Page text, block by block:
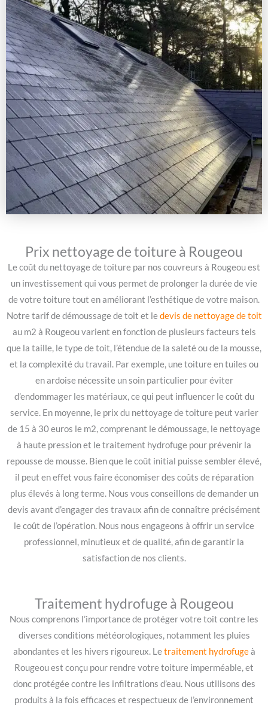
Prix nettoyage de toiture à Rougeou
Le coût du nettoyage de toiture par nos couvreurs à Rougeou est
un investissement qui vous permet de prolonger la durée de vie
de votre toiture tout en améliorant l’esthétique de votre maison.
Notre tarif de démoussage de toit et ledevis de nettoyage de toit
au m2 à Rougeou varient en fonction de plusieurs facteurs tels
que la taille, le type de toit, l’étendue de la saleté ou de la mousse,
et la complexité du travail. Par exemple, une toiture en tuiles ou
en ardoise nécessite un soin particulier pour éviter
d’endommager les matériaux, ce qui peut influencer le coût du
service. En moyenne, le prix du nettoyage de toiture peut varier
de 15 à 30 euros le m2, comprenant le démoussage, le nettoyage
à haute pression et le traitement hydrofuge pour prévenir la
repousse de mousse. Bien que le coût initial puisse sembler élevé,
il peut en effet vous faire économiser des coûts de réparation
plus élevés à long terme. Nous vous conseillons de demander un
devis avant d’engager des travaux afin de connaître précisément
le coût de l’opération. Nous nous engageons à offrir un service
professionnel, minutieux et de qualité, afin de garantir la
satisfaction de nos clients.
Traitement hydrofuge à Rougeou
Nous comprenons l’importance de protéger votre toit contre les
diverses conditions météorologiques, notamment les pluies
abondantes et les hivers rigoureux. Letraitement hydrofugeà
Rougeou est conçu pour rendre votre toiture imperméable, et
donc protégée contre les infiltrations d’eau. Nous utilisons des
produits à la fois efficaces et respectueux de l’environnement